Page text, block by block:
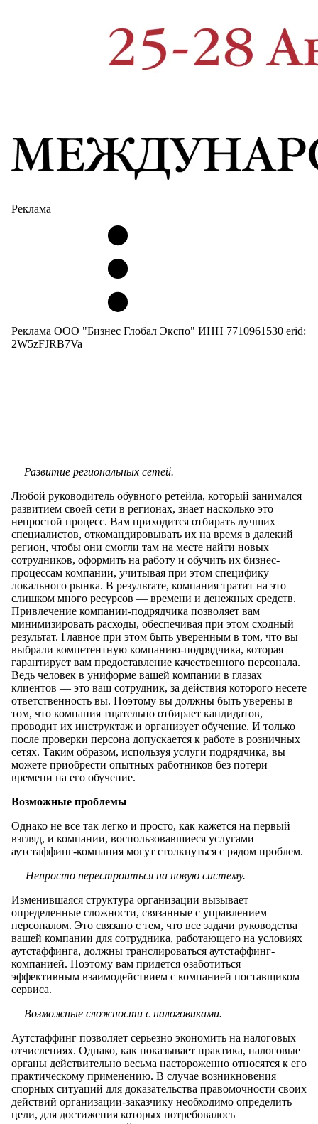
Реклама
Реклама ООО "Бизнес Глобал Экспо" ИНН 7710961530 erid:
2W5zFJRB7Va
— Развитие региональных сетей.
Любой руководитель обувного ретейла, который занимался
развитием своей сети в регионах, знает насколько это
непростой процесс. Вам приходится отбирать лучших
специалистов, откомандировывать их на время в далекий
регион, чтобы они смогли там на месте найти новых
сотрудников, оформить на работу и обучить их бизнес-
процессам компании, учитывая при этом специфику
локального рынка. В результате, компания тратит на это
слишком много ресурсов — времени и денежных средств.
Привлечение компании-подрядчика позволяет вам
минимизировать расходы, обеспечивая при этом сходный
результат. Главное при этом быть уверенным в том, что вы
выбрали компетентную компанию-подрядчика, которая
гарантирует вам предоставление качественного персонала.
Ведь человек в униформе вашей компании в глазах
клиентов — это ваш сотрудник, за действия которого несете
ответственность вы. Поэтому вы должны быть уверены в
том, что компания тщательно отбирает кандидатов,
проводит их инструктаж и организует обучение. И только
после проверки персона допускается к работе в розничных
сетях. Таким образом, используя услуги подрядчика, вы
можете приобрести опытных работников без потери
времени на его обучение.
Возможные проблемы
Однако не все так легко и просто, как кажется на первый
взгляд, и компании, воспользовавшиеся услугами
аутстаффинг-компания могут столкнуться с рядом проблем.
— Непросто перестроиться на новую систему.
Изменившаяся структура организации вызывает
определенные сложности, связанные с управлением
персоналом. Это связано с тем, что все задачи руководства
вашей компании для сотрудника, работающего на условиях
аутстаффинга, должны транслироваться аутстаффинг-
компанией. Поэтому вам придется озаботиться
эффективным взаимодействием с компанией поставщиком
сервиса.
— Возможные сложности с налоговиками.
Аутстаффинг позволяет серьезно экономить на налоговых
отчислениях. Однако, как показывает практика, налоговые
органы действительно весьма настороженно относятся к его
практическому применению. В случае возникновения
спорных ситуаций для доказательства правомочности своих
действий организации-заказчику необходимо определить
цели, для достижения которых потребовалось